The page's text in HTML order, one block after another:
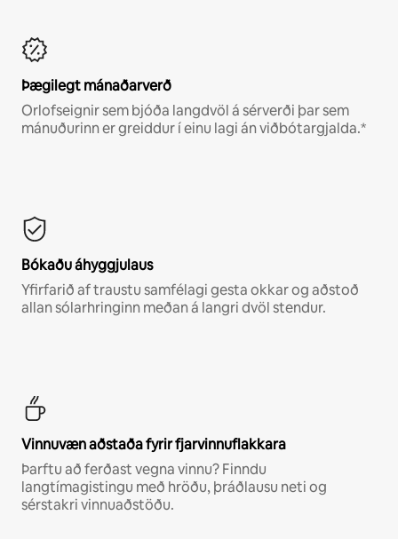
Þægilegt mánaðarverð
Orlofseignir sem bjóða langdvöl á sérverði þar sem
mánuðurinn er greiddur í einu lagi án viðbótargjalda.*
Bókaðu áhyggjulaus
Yfirfarið af traustu samfélagi gesta okkar og aðstoð
allan sólarhringinn meðan á langri dvöl stendur.
Vinnuvæn aðstaða fyrir fjarvinnuflakkara
Þarftu að ferðast vegna vinnu? Finndu
langtímagistingu með hröðu, þráðlausu neti og
sérstakri vinnuaðstöðu.